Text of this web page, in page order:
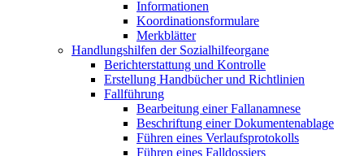
Informationen
Koordinationsformulare
Merkblätter
Handlungshilfen der Sozialhilfeorgane
Berichterstattung und Kontrolle
Erstellung Handbücher und Richtlinien
Fallführung
Bearbeitung einer Fallanamnese
Beschriftung einer Dokumentenablage
Führen eines Verlaufsprotokolls
Führen eines Falldossiers